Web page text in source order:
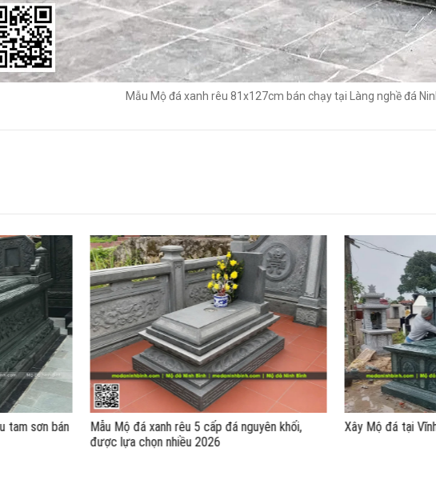
Mẫu Mộ đá xanh rêu 81x127cm bán chạy tại Làng nghề đá
bán
Mẫu Mộ đá xanh rêu 5 cấp đá nguyên khối,
được lựa chọn nhiều 2026
Xây Mộ đá tại Vĩnh